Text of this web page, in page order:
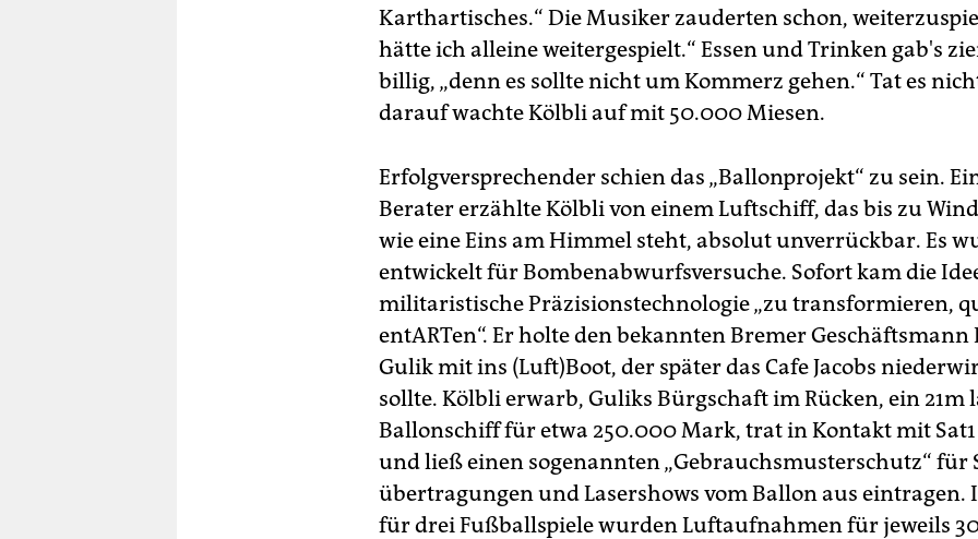
Karthartisches.“ Die Musiker zauderten schon,
hätte ich alleine weitergespielt.“ Essen und Trinken gab's
billig, „denn es sollte nicht um Kommerz gehen.“ Tat es
darauf wachte Kölbli auf mit 50.000 Miesen.
Erfolgversprechender schien das „Ballonprojekt“ zu sein.
Berater erzählte Kölbli von einem Luftschiff, das bis zu
wie eine Eins am Himmel steht, absolut unverrückbar. Es
entwickelt für Bombenabwurfsversuche. Sofort kam die
militaristische Präzisionstechnologie „zu transformieren,
entARTen“. Er holte den bekannten Bremer Geschäftsmann
Gulik mit ins (Luft)Boot, der später das Cafe Jacobs
sollte. Kölbli erwarb, Guliks Bürgschaft im Rücken, ein 21m
Ballonschiff für etwa 250.000 Mark, trat in Kontakt mit Sat1
und ließ einen sogenannten „Gebrauchsmusterschutz“ für
übertragungen und Lasershows vom Ballon aus
für drei Fußballspiele wurden Luftaufnahmen für jeweils